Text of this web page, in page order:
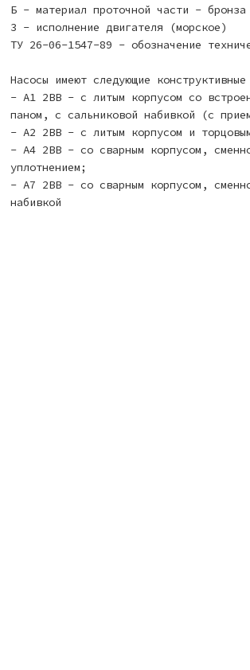
Б - материал проточной части - бронза
3 - исполнение двигателя (морское)
ТУ 26-06-1547-89 - обозначение
Насосы имеют следующие
- А1 2ВВ - с литым корпусом со
паном, с сальниковой набивкой (с
- А2 2ВВ - с литым корпусом и
- А4 2ВВ - со сварным корпусом,
уплотнением;
- А7 2ВВ - со сварным корпусом,
набивкой